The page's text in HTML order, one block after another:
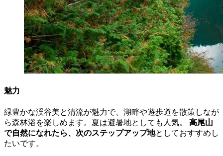
魅力
緑豊かな渓谷美と清流が魅力で、湖畔や遊歩道を散策しなが
ら森林浴を楽しめます。夏は避暑地としても人気。 高尾山
で自然になれたら、次のステップアップ地としておすすめし
たいです。